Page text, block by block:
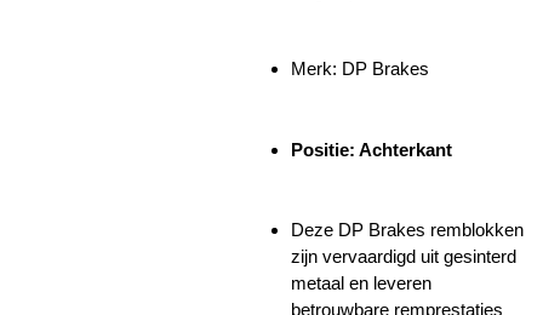
Merk: DP Brakes
Positie: Achterkant
Deze DP Brakes remblokken
zijn vervaardigd uit gesinterd
metaal en leveren
betrouwbare remprestaties